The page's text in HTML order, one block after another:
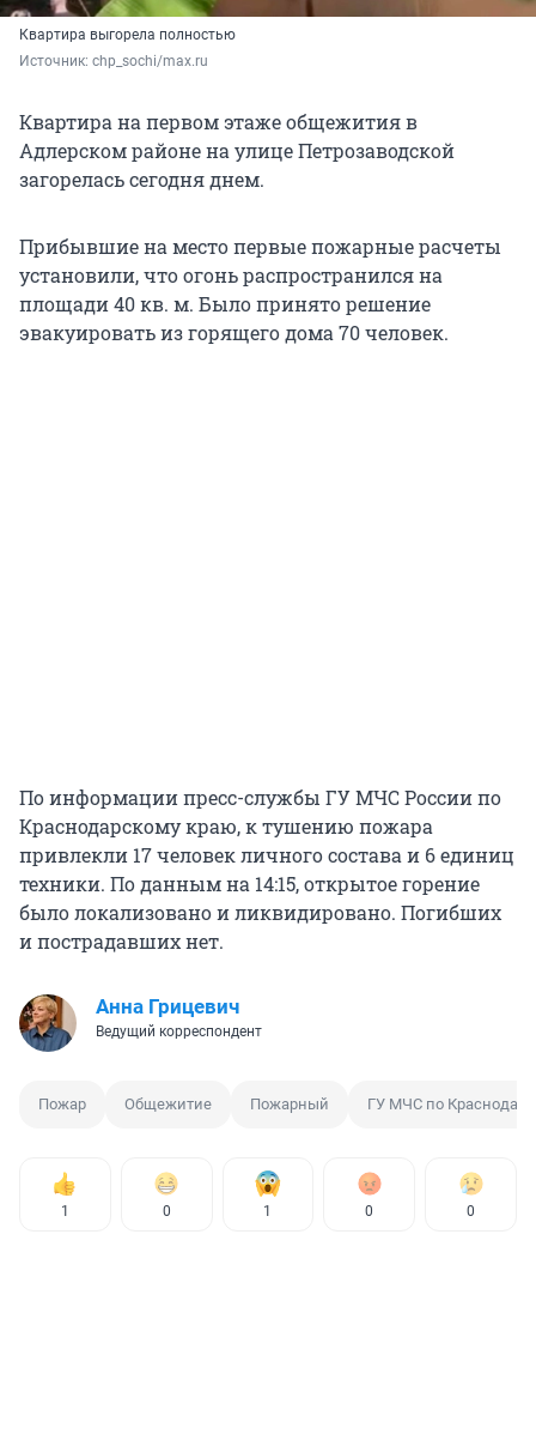
Квартира выгорела полностью
Источник: chp_sochi/max.ru
Квартира на первом этаже общежития в
Адлерском районе на улице Петрозаводской
загорелась сегодня днем.
Прибывшие на место первые пожарные расчеты
установили, что огонь распространился на
площади 40 кв. м. Было принято решение
эвакуировать из горящего дома 70 человек.
По информации пресс-службы ГУ МЧС России по
Краснодарскому краю, к тушению пожара
привлекли 17 человек личного состава и 6 единиц
техники. По данным на 14:15, открытое горение
было локализовано и ликвидировано. Погибших
и пострадавших нет.
Анна Грицевич
Ведущий корреспондент
Пожар Общежитие Пожарный ГУ МЧС по
1 0 1 0 0